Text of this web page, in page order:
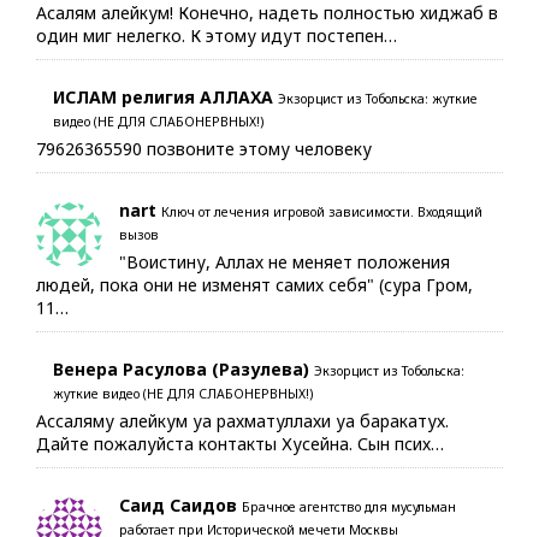
Асалям алейкум! Конечно, надеть полностью хиджаб в
один миг нелегко. К этому идут постепен…
ИСЛАМ религия АЛЛАХА Экзорцист из Тобольска: жуткие
видео (НЕ ДЛЯ СЛАБОНЕРВНЫХ!)
79626365590 позвоните этому человеку
nart Ключ от лечения игровой зависимости. Входящий
вызов
"Воистину, Аллах не меняет положения
людей, пока они не изменят самих себя" (сура Гром,
11…
Венера Расулова (Разулева) Экзорцист из Тобольска:
жуткие видео (НЕ ДЛЯ СЛАБОНЕРВНЫХ!)
Ассаляму алейкум уа рахматуллахи уа баракатух.
Дайте пожалуйста контакты Хусейна. Сын псих…
Саид Саидов Брачное агентство для мусульман
работает при Исторической мечети Москвы